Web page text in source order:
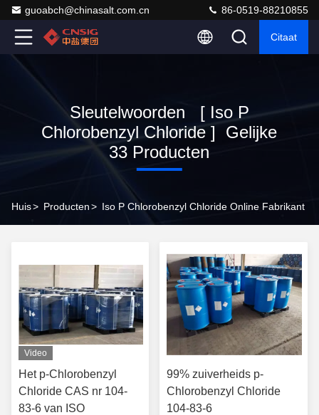
guoabch@chinasalt.com.cn 86-0519-88210855
Citaat
Sleutelwoorden [ Iso P
Chlorobenzyl Chloride ] Gelijke
33 Producten
Huis> Producten> Iso P Chlorobenzyl Chloride Online Fabrikant
Video
Het p-Chlorobenzyl
Chloride CAS nr 104-
83-6 van ISO
99% zuiverheids p-
Chlorobenzyl Chloride
104-83-6